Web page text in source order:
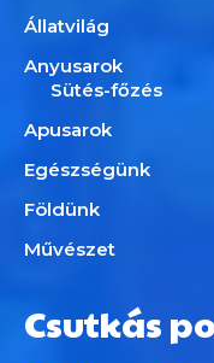
Állatvilág
Anyusarok
Sütés-főzés
Apusarok
Egészségünk
Földünk
Művészet
Csutkás